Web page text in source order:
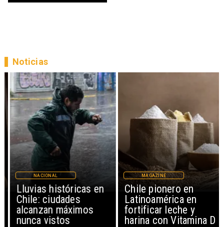
Lluvias históricas en
Chile: ciudades
alcanzan máximos
nunca vistos
NACIONAL
Chile pionero en
Latinoamérica en
fortificar leche y
harina con Vitamina D
MAGAZINE
Noticias